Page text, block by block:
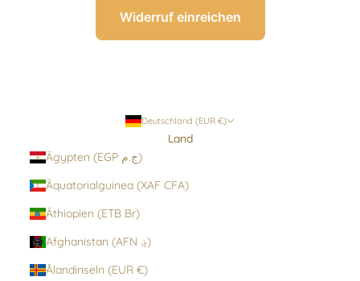
Widerruf einreichen
Deutschland (EUR €)
Land
Ägypten (EGP ج.م)
Äquatorialguinea (XAF CFA)
Äthiopien (ETB Br)
Afghanistan (AFN ؋)
Ålandinseln (EUR €)